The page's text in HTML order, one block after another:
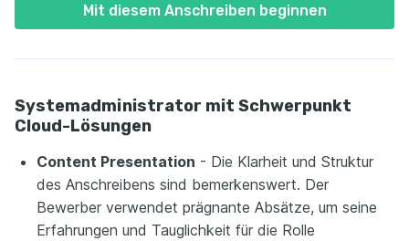
Mit diesem Anschreiben beginnen
Systemadministrator mit Schwerpunkt
Cloud-Lösungen
Content Presentation - Die Klarheit und Struktur
des Anschreibens sind bemerkenswert. Der
Bewerber verwendet prägnante Absätze, um seine
Erfahrungen und Tauglichkeit für die Rolle